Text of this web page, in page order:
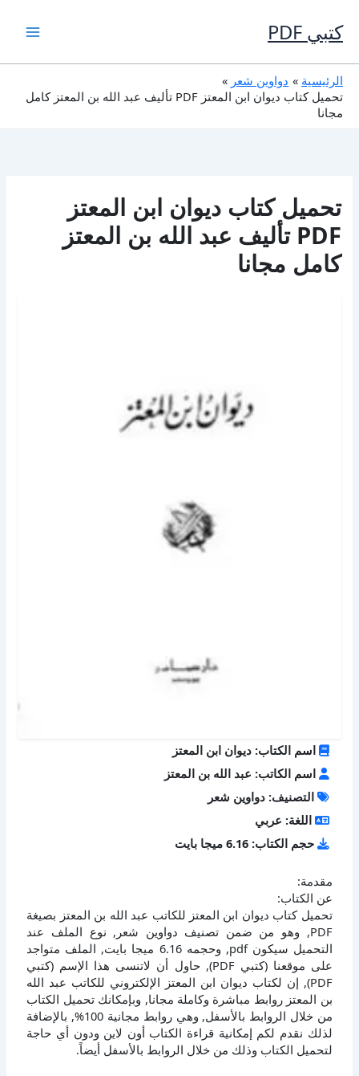
إلى
المحتوى
كتبي PDF
الرئيسية
دواوين شعر
تحميل كتاب ديوان ابن المعتز PDF تأليف عبد الله بن المعتز كامل
مجانا
تحميل كتاب ديوان ابن المعتز
PDF تأليف عبد الله بن المعتز
كامل مجانا
اسم الكتاب: ديوان ابن المعتز
اسم الكاتب: عبد الله بن المعتز
التصنيف: دواوين شعر
اللغة: عربي
حجم الكتاب: 6.16 ميجا بايت
مقدمة:
عن الكتاب:
تحميل كتاب ديوان ابن المعتز للكاتب عبد الله بن المعتز بصيغة
PDF, وهو من ضمن تصنيف دواوين شعر, نوع الملف عند
التحميل سيكون pdf, وحجمه 6.16 ميجا بايت, الملف متواجد
على موقعنا (كتبي PDF), حاول أن لاتنسى هذا الإسم (كتبي
PDF), إن لكتاب ديوان ابن المعتز الإلكتروني للكاتب عبد الله
بن المعتز روابط مباشرة وكاملة مجانا, وبإمكانك تحميل الكتاب
من خلال الروابط بالأسفل, وهي روابط مجانية 100%, بالإضافة
لذلك نقدم لكم إمكانية قراءة الكتاب أون لاين ودون أي حاجة
لتحميل الكتاب وذلك من خلال الروابط بالأسفل أيضاً.